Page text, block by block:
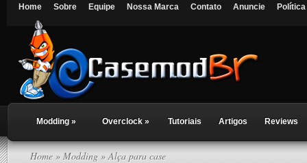
Home Sobre Equipe Nossa Marca Contato Anuncie
Modding » Overclock » Tutoriais Artigos Reviews
Home » Modding » Alça para case